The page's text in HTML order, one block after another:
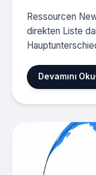
Ressourcen
direkten Liste
Devamını Oku